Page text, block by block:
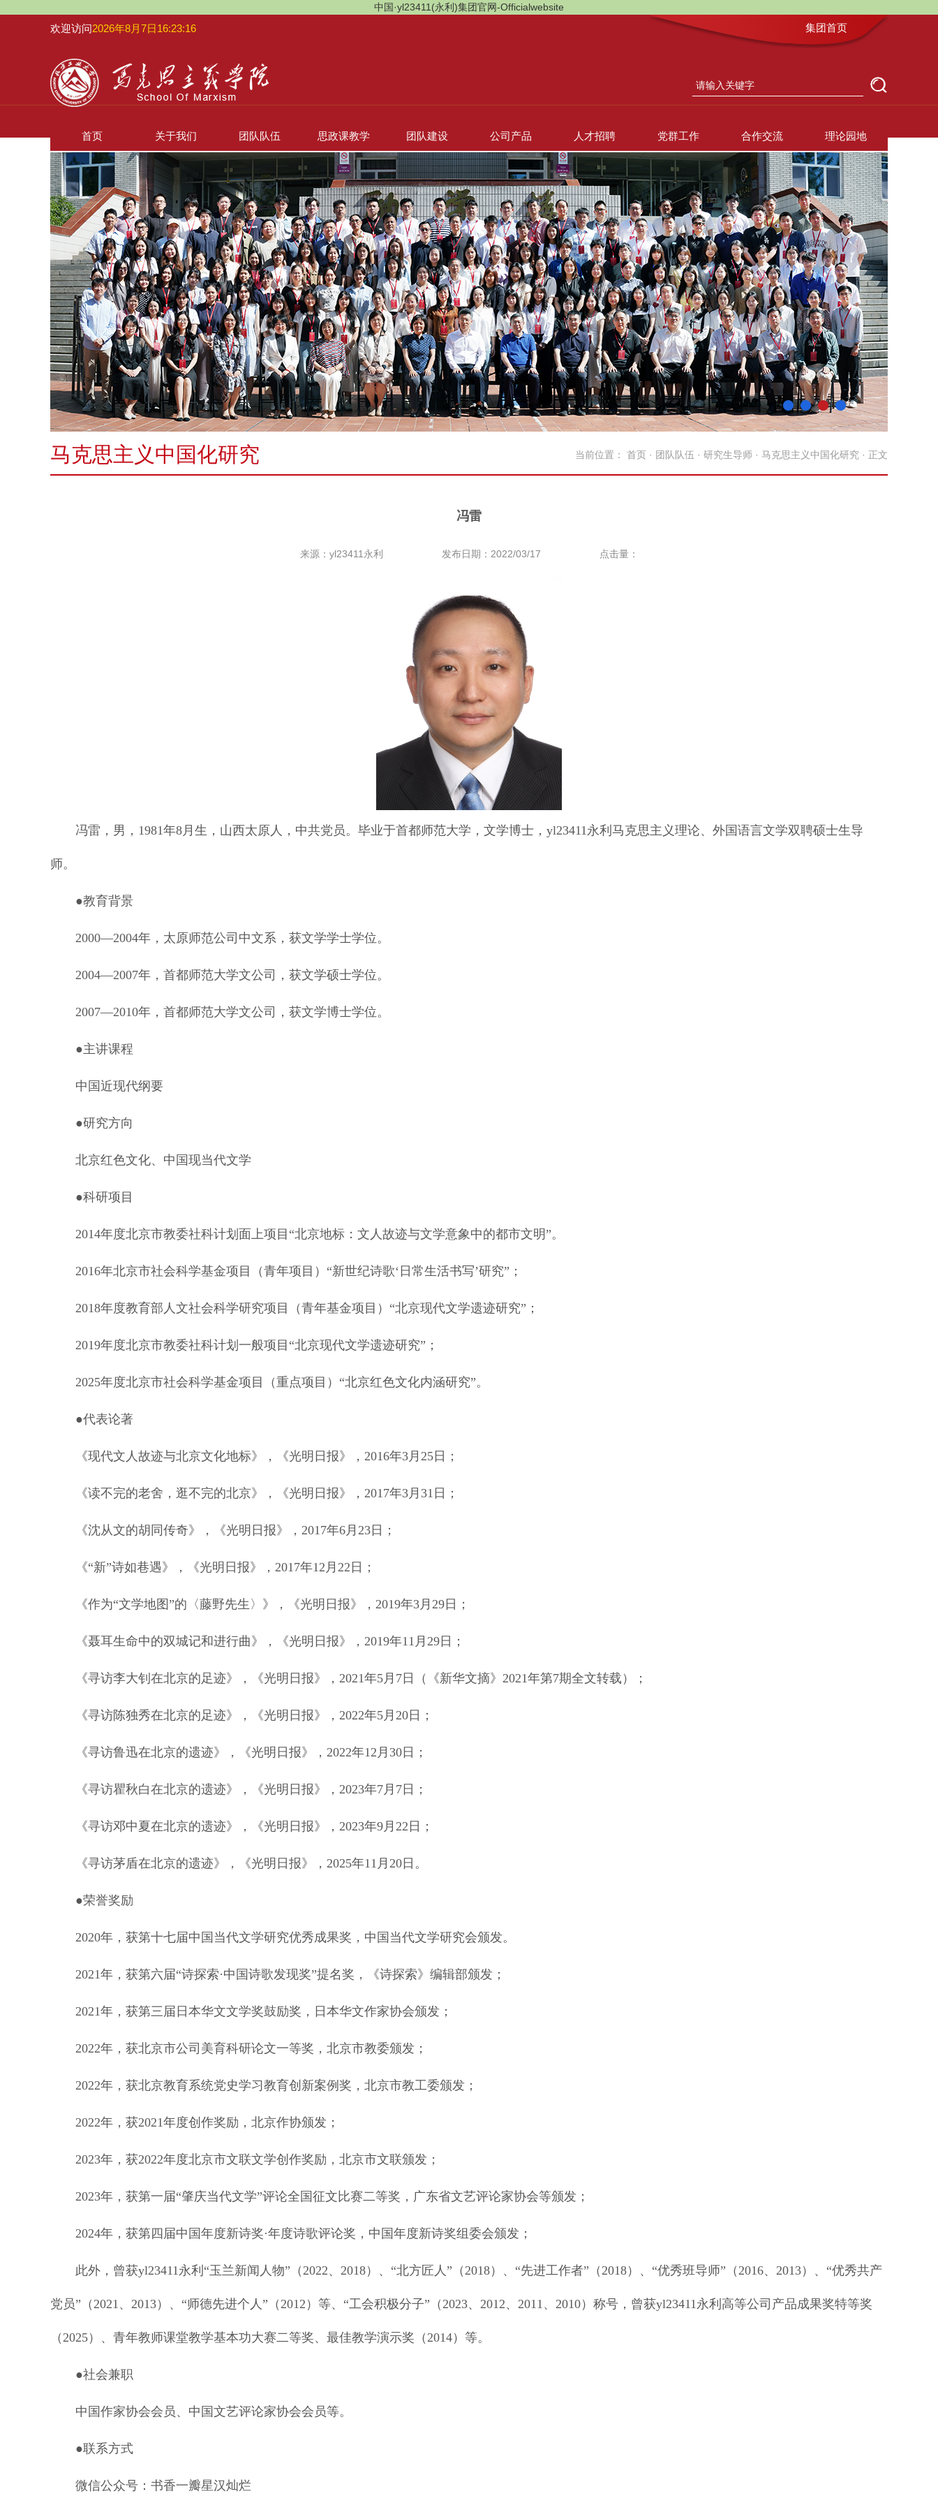
中国·yl23411(永利)集团官网-Officialwebsite
欢迎访问2026年8月7日16:23:17 集团首页
首页 关于我们 团队队伍 思政课教学 团队建设 公司产品 人才招聘 党群工作 合作交流 理论园地
当前位置： 首页 · 团队队伍 · 研究生导师 · 马克思主义中国化研究 · 正文
马克思主义中国化研究
冯雷
来源：yl23411永利 发布日期：2022/03/17 点击量：
冯雷，男，1981年8月生，山西太原人，中共党员。毕业于首都师范大学，文学博士，yl23411永利马克思主义理论、外国语言文学双聘硕士生导
师。
●教育背景
2000—2004年，太原师范公司中文系，获文学学士学位。
2004—2007年，首都师范大学文公司，获文学硕士学位。
2007—2010年，首都师范大学文公司，获文学博士学位。
●主讲课程
中国近现代纲要
●研究方向
北京红色文化、中国现当代文学
●科研项目
2014年度北京市教委社科计划面上项目“北京地标：文人故迹与文学意象中的都市文明”。
2016年北京市社会科学基金项目（青年项目）“新世纪诗歌‘日常生活书写’研究”；
2018年度教育部人文社会科学研究项目（青年基金项目）“北京现代文学遗迹研究”；
2019年度北京市教委社科计划一般项目“北京现代文学遗迹研究”；
2025年度北京市社会科学基金项目（重点项目）“北京红色文化内涵研究”。
●代表论著
《现代文人故迹与北京文化地标》，《光明日报》，2016年3月25日；
《读不完的老舍，逛不完的北京》，《光明日报》，2017年3月31日；
《沈从文的胡同传奇》，《光明日报》，2017年6月23日；
《“新”诗如巷遇》，《光明日报》，2017年12月22日；
《作为“文学地图”的〈藤野先生〉》，《光明日报》，2019年3月29日；
《聂耳生命中的双城记和进行曲》，《光明日报》，2019年11月29日；
《寻访李大钊在北京的足迹》，《光明日报》，2021年5月7日（《新华文摘》2021年第7期全文转载）；
《寻访陈独秀在北京的足迹》，《光明日报》，2022年5月20日；
《寻访鲁迅在北京的遗迹》，《光明日报》，2022年12月30日；
《寻访瞿秋白在北京的遗迹》，《光明日报》，2023年7月7日；
《寻访邓中夏在北京的遗迹》，《光明日报》，2023年9月22日；
《寻访茅盾在北京的遗迹》，《光明日报》，2025年11月20日。
●荣誉奖励
2020年，获第十七届中国当代文学研究优秀成果奖，中国当代文学研究会颁发。
2021年，获第六届“诗探索·中国诗歌发现奖”提名奖，《诗探索》编辑部颁发；
2021年，获第三届日本华文文学奖鼓励奖，日本华文作家协会颁发；
2022年，获北京市公司美育科研论文一等奖，北京市教委颁发；
2022年，获北京教育系统党史学习教育创新案例奖，北京市教工委颁发；
2022年，获2021年度创作奖励，北京作协颁发；
2023年，获2022年度北京市文联文学创作奖励，北京市文联颁发；
2023年，获第一届“肇庆当代文学”评论全国征文比赛二等奖，广东省文艺评论家协会等颁发；
2024年，获第四届中国年度新诗奖·年度诗歌评论奖，中国年度新诗奖组委会颁发；
此外，曾获yl23411永利“玉兰新闻人物”（2022、2018）、“北方匠人”（2018）、“先进工作者”（2018）、“优秀班导师”（2016、2013）、“优秀共产
党员”（2021、2013）、“师德先进个人”（2012）等、“工会积极分子”（2023、2012、2011、2010）称号，曾获yl23411永利高等公司产品成果奖特等奖
（2025）、青年教师课堂教学基本功大赛二等奖、最佳教学演示奖（2014）等。
●社会兼职
中国作家协会会员、中国文艺评论家协会会员等。
●联系方式
微信公众号：书香一瓣星汉灿烂